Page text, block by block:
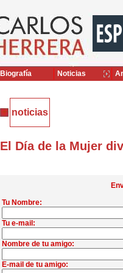
noticias
El Día de la Mujer
Tu Nombre:
Tu e-mail:
Nombre de tu amigo:
E-mail de tu amigo:
Biografía Noticias